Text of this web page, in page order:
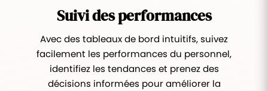
Suivi des performances
Avec des tableaux de bord intuitifs, suivez
facilement les performances du personnel,
identifiez les tendances et prenez des
décisions informées pour améliorer la